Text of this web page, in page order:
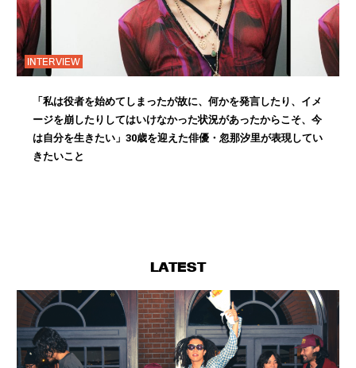
INTERVIEW
「私は役者を始めてしまったが故に、何かを発言したり、イメ
ージを崩したりしてはいけなかった状況があったからこそ、今
は自分を生きたい」30歳を迎えた俳優・忽那汐里が表現してい
きたいこと
LATEST